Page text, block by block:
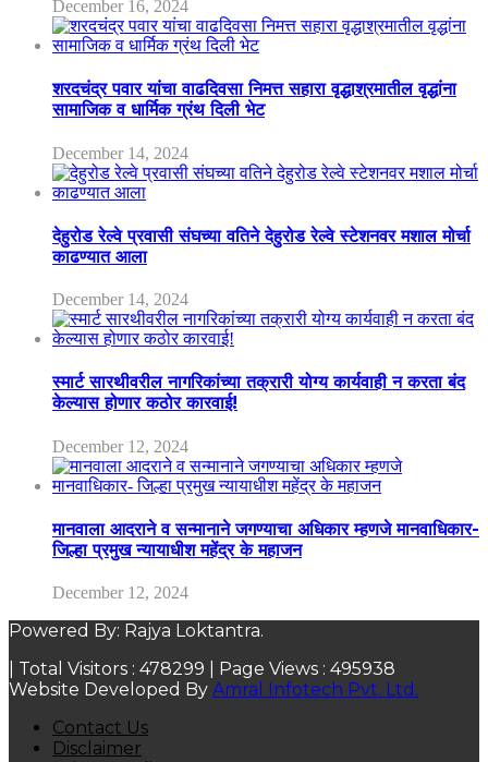
December 16, 2024
शरदचंद्र पवार यांचा वाढदिवसा निमत्त सहारा वृद्धाश्रमातील वृद्धांना
सामाजिक व धार्मिक ग्रंथ दिली भेट
December 14, 2024
देहुरोड रेल्वे प्रवासी संघच्या वतिने देहुरोड रेल्वे स्टेशनवर मशाल मोर्चा
काढण्यात आला
December 14, 2024
स्मार्ट सारथीवरील नागरिकांच्या तक्रारी योग्य कार्यवाही न करता बंद
केल्यास होणार कठोर कारवाई!
December 12, 2024
मानवाला आदराने व सन्मानाने जगण्याचा अधिकार म्हणजे मानवाधिकार-
जिल्हा प्रमुख न्यायाधीश महेंद्र के महाजन
December 12, 2024
Powered By: Rajya Loktantra.
| Total Visitors : 478299 | Page Views : 495938
Website Developed By Amral Infotech Pvt. Ltd.
Contact Us
Disclaimer